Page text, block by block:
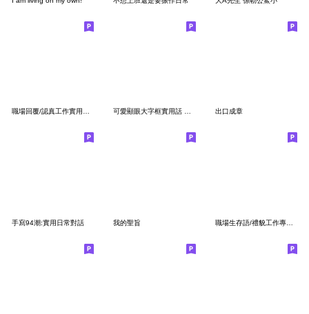
職場回覆/認真工作實用清單/小姊姊上班專用 可愛顯眼大字框實用話 小貼圖 出口成章
手寫94潮:實用日常對話 我的聖旨 職場生存語/禮貌工作專業回答/上班群組好用